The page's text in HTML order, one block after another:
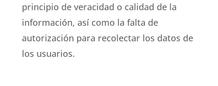
principio de veracidad o calidad de la
información, así como la falta de
autorización para recolectar los datos de
los usuarios.